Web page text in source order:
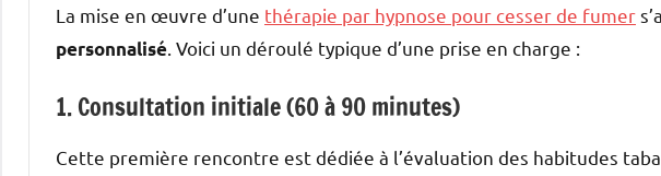
La mise en œuvre d’une thérapie par hypnose pour cesser de fumer
personnalisé . Voici un déroulé typique d’une prise en charge :
1. Consultation initiale (60 à 90 minutes)
Cette première rencontre est dédiée à l’évaluation des habitudes